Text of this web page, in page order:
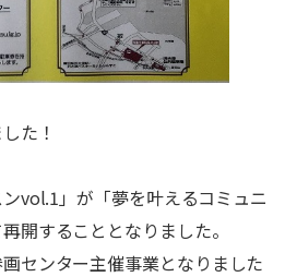
た！
vol.1」が「夢を叶えるコミュニ
開することとなりました。
センター主催事業となりました